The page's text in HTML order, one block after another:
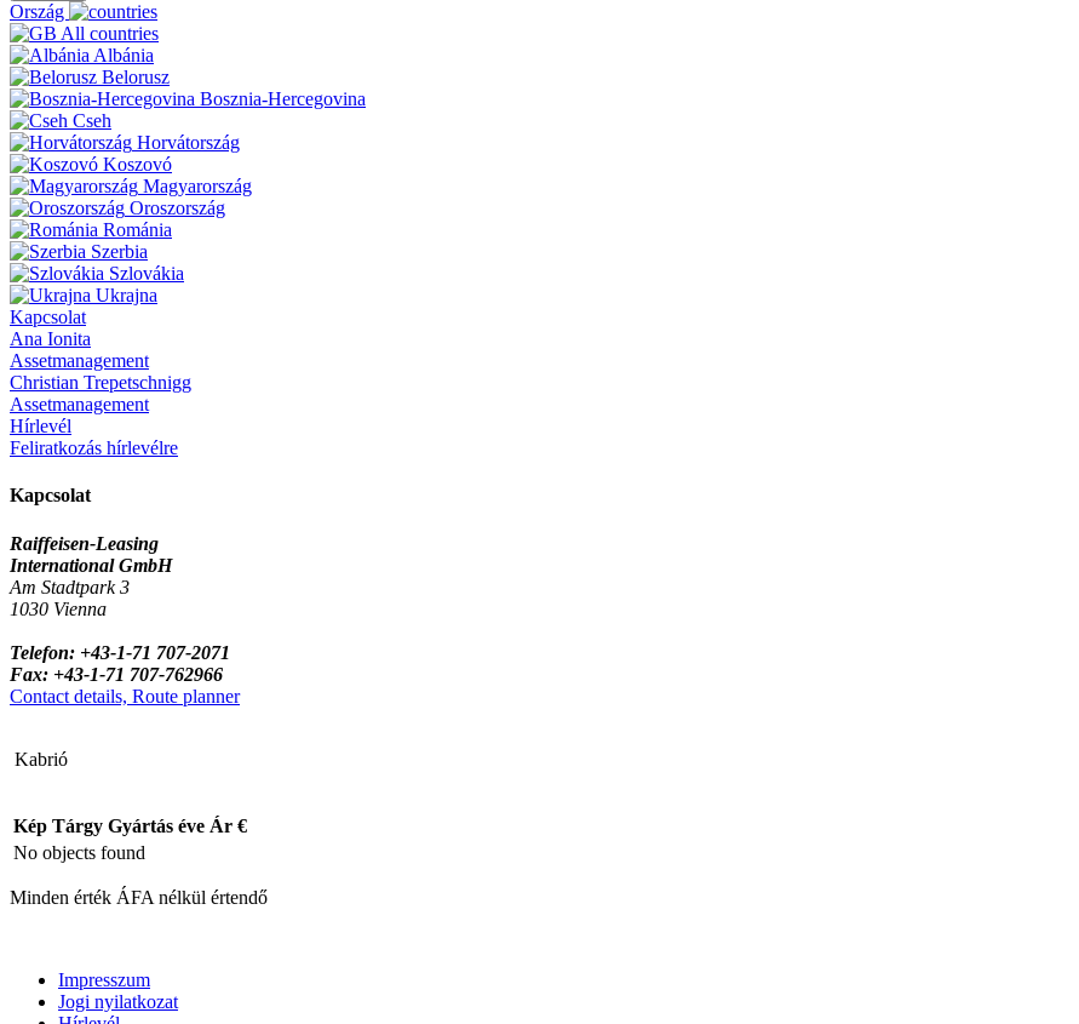
Ország
All countries
Albánia
Belorusz
Bosznia-Hercegovina
Cseh
Horvátország
Koszovó
Magyarország
Oroszország
Románia
Szerbia
Szlovákia
Ukrajna
Kapcsolat
Ana Ionita
Assetmanagement
Christian Trepetschnigg
Assetmanagement
Hírlevél
Feliratkozás hírlevélre
Kapcsolat
Raiffeisen-Leasing
International GmbH
Am Stadtpark 3
1030 Vienna
Telefon: +43-1-71 707-2071
Fax: +43-1-71 707-762966
Contact details, Route planner
Kabrió
Kép Tárgy Gyártás éve Ár €
No objects found
Minden érték ÁFA nélkül értendő
Impresszum
Jogi nyilatkozat